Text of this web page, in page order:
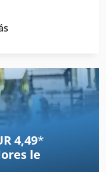
4,49*
le